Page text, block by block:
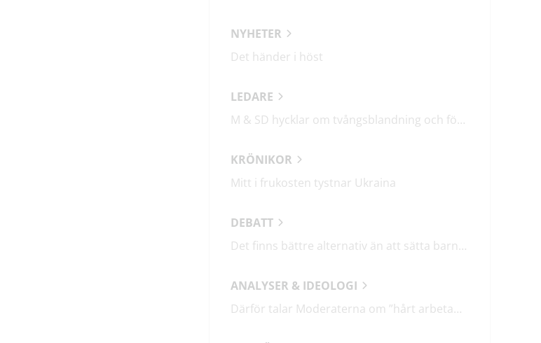
NYHETER
Det händer i höst
LEDARE
M & SD hycklar om tvångsblandning och förvärrar segregationen
KRÖNIKOR
Mitt i frukosten tystnar Ukraina
DEBATT
Det finns bättre alternativ än att sätta barn i fängelse
ANALYSER & IDEOLOGI
Därför talar Moderaterna om ”hårt arbetande människor”